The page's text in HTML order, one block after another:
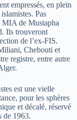
empressés, en plein
Pas
MIA de Mustapha
Ils trouveront
de l’ex-FIS.
Chebouti et
registre, entre autre
est une vielle
pour les sphères
et décalé, réservé
de 1963.